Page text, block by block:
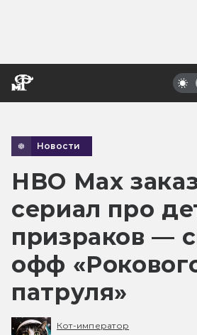
Новости
HBO Max
сериал про
призраков —
офф
патруля»
Кот-император